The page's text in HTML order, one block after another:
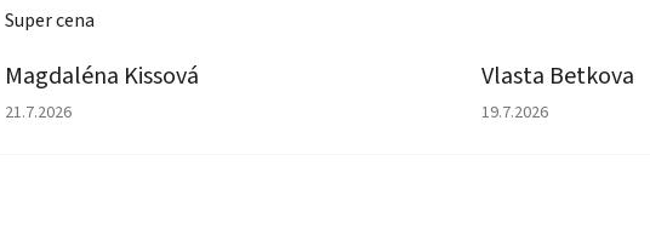
Super cena
Magdaléna Kissová
Hodnotenie obchodu je 5 z 5 hviezdičiek.
21.7.2026
Vlasta Betkova
Hodnotenie
19.7.2026